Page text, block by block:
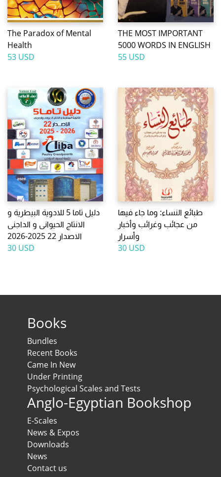
The Paradox of Mental
Health
53 USD
THE MOST IMPORTANT
5000 WORDS IN ENGLISH
55 USD
دليل تاما 5 للادوية البيطرية و
الانتاج الحيوانى و الداجنى
الاصدار 22 2025-2026
30 USD
طبائع النساء: وما جاء فيها
من عجائب وغرائب وأخبار
وأسرار
30 USD
Books
Bundles
Recent Books
Came In New
Under Printing
Psychological Scales and Tests
Anglo-Egyptian Bookshop
E-Scales
News & Expos
Downloads
News
Contact us